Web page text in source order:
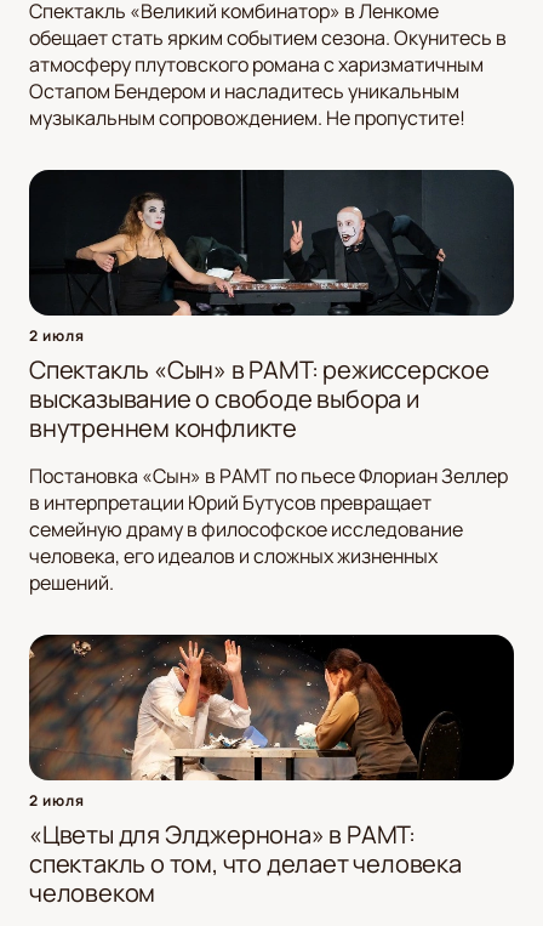
Спектакль «Великий комбинатор» в Ленкоме
обещает стать ярким событием сезона. Окунитесь в
атмосферу плутовского романа с харизматичным
Остапом Бендером и насладитесь уникальным
музыкальным сопровождением. Не пропустите!
2 июля
Спектакль «Сын» в РАМТ: режиссерское
высказывание о свободе выбора и
внутреннем конфликте
Постановка «Сын» в РАМТ по пьесе Флориан Зеллер
в интерпретации Юрий Бутусов превращает
семейную драму в философское исследование
человека, его идеалов и сложных жизненных
решений.
2 июля
«Цветы для Элджернона» в РАМТ:
спектакль о том, что делает человека
человеком